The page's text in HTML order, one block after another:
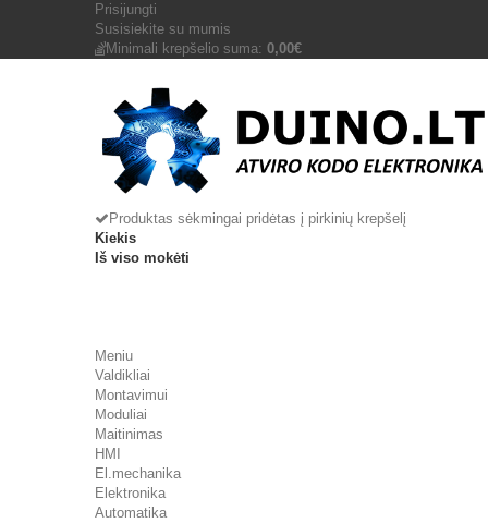
Prisijungti
Susisiekite su mumis
Minimali krepšelio suma: 0,00€
Produktas sėkmingai pridėtas į pirkinių krepšelį
Kiekis
Iš viso mokėti
Meniu
Valdikliai
Montavimui
Moduliai
Maitinimas
HMI
El.mechanika
Elektronika
Automatika